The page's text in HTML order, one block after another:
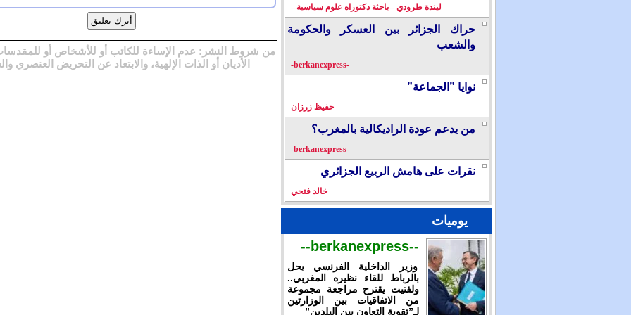
ليندة طرودي --باحثة دكتوراه علوم سياسية--
حراك الجزائر بين العسكر والحكومة
والشعب
-berkanexpress-
نوايا ”الجماعة”
حفيظ زرزان
من يدعم عودة الراديكالية بالمغرب؟
-berkanexpress-
نقرات على هامش الربيع الجزائري
خالد فتحي
يوميات
--berkanexpress--
وزير الداخلية الفرنسي يحل
بالرباط للقاء نظيره المغربي..
ولفتيت يقترح مراجعة مجموعة
من الاتفاقيات بين الوزارتين
لـ”تقوية التعاون بين البلدين”
من شروط النشر: عدم الإساءة للكاتب أو للأشخاص أو
الأديان أو الذات الإلهية، والابتعاد عن التحريض العنصري